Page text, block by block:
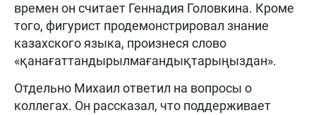
времен он считает Геннадия Головкина. Кроме
того, фигурист продемонстрировал знание
казахского языка, произнеся слово
«қанағаттандырылмағандықтарыңыздан».
Отдельно Михаил ответил на вопросы о
коллегах. Он рассказал, что поддерживает